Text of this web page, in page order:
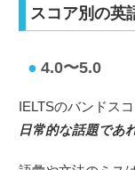
スコア別の英
4.0〜5.0
IELTSのバンドス
日常的な話題であ